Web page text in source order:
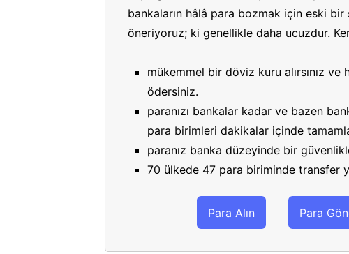
bankaların hâlâ para bozmak için eski bir
öneriyoruz; ki genellikle daha ucuzdur.
mükemmel bir döviz kuru alırsınız
ödersiniz.
paranızı bankalar kadar ve bazen
para birimleri dakikalar içinde
paranız banka düzeyinde bir
70 ülkede 47 para biriminde transfer
Para Alın Para